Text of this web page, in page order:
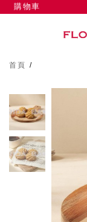
購物車
首頁 /